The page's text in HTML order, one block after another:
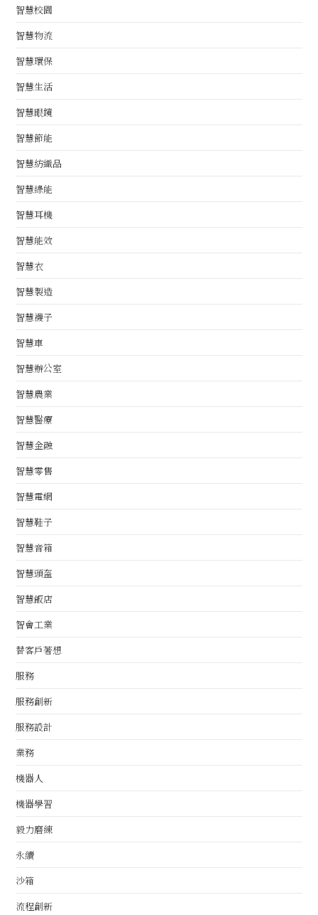
智慧校園
智慧物流
智慧環保
智慧生活
智慧眼鏡
智慧節能
智慧紡織品
智慧綠能
智慧耳機
智慧能效
智慧衣
智慧製造
智慧襪子
智慧車
智慧辦公室
智慧農業
智慧醫療
智慧金融
智慧零售
智慧電網
智慧鞋子
智慧音箱
智慧頭盔
智慧飯店
智會工業
替客戶著想
服務
服務創新
服務設計
業務
機器人
機器學習
毅力磨練
永續
沙箱
流程創新